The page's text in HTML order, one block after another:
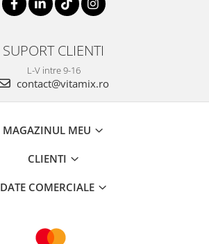
SUPORT CLIENTI
L-V intre 9-16
contact@vitamix.ro
MAGAZINUL MEU
CLIENTI
DATE COMERCIALE